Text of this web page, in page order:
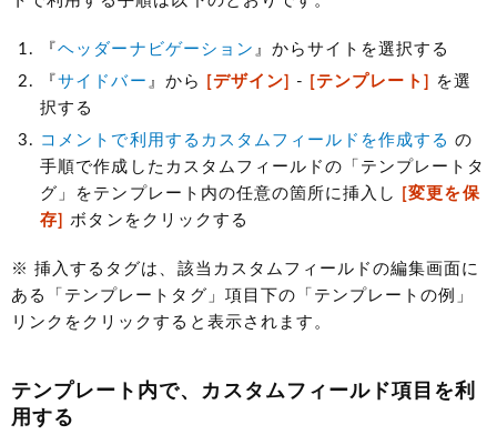
『ヘッダーナビゲーション 』からサイトを選択する
『サイドバー 』から [デザイン] - [テンプレート]
を選
択する
コメントで利用するカスタムフィールドを作成する の
手順で作成したカスタムフィールドの「テンプレートタ
グ」をテンプレート内の任意の箇所に挿入し
[変更を保
存] ボタンをクリックする
※ 挿入するタグは、該当カスタムフィールドの編集画面に
ある「テンプレートタグ」項目下の「テンプレートの例」
リンクをクリックすると表示されます。
テンプレート内で、カスタムフィールド項目を利
用する